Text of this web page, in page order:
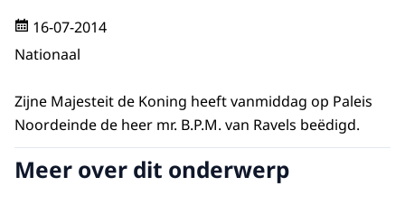
16-07-2014
Nationaal
Zijne Majesteit de Koning heeft vanmiddag op Paleis
Noordeinde de heer mr. B.P.M. van Ravels beëdigd.
Meer over dit onderwerp